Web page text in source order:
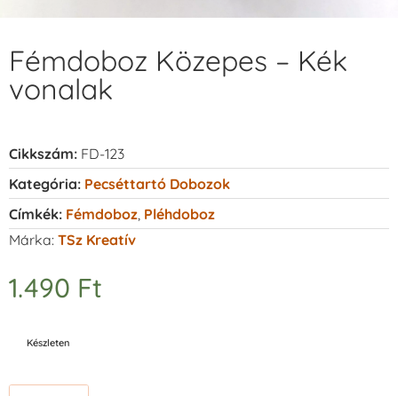
Fémdoboz Közepes – Kék
vonalak
Cikkszám: FD-123
Kategória: Pecséttartó Dobozok
Címkék: Fémdoboz Pléhdoboz
Márka: TSz Kreatív
1.490 Ft
Készleten